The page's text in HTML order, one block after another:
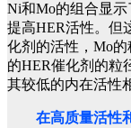
Ni和Mo的组合显
提高HER活性。但
化剂的活性，Mo
的HER催化剂的粒
其较低的内在活性
在高质量活性